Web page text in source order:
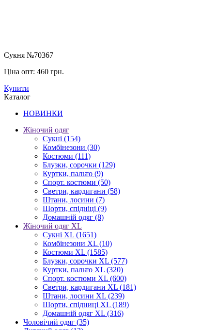
Сукня №70367
Ціна опт: 460 грн.
Купити
Каталог
НОВИНКИ
Жіночий одяг
Сукні (154)
Комбінезони (30)
Костюми (111)
Блузки, сорочки (129)
Куртки, пальто (9)
Спорт. костюми (50)
Светри, кардигани (58)
Штани, лосини (7)
Шорти, спідніці (9)
Домашній одяг (8)
Жіночий одяг XL
Cукні XL (1651)
Комбінезони XL (10)
Костюми XL (1585)
Блузки, сорочки XL (577)
Куртки, пальто XL (320)
Спорт. костюми XL (600)
Светри, кардигани XL (181)
Штани, лосини XL (239)
Шорти, спідниці XL (189)
Домашній одяг XL (316)
Чоловічий одяг (35)